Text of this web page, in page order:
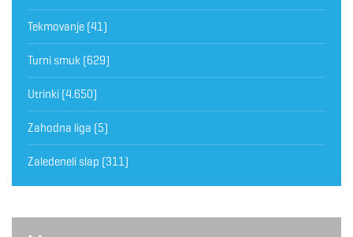
Tekmovanje (41)
Turni smuk (629)
Utrinki (4.650)
Zahodna liga (5)
Zaledeneli slap (311)